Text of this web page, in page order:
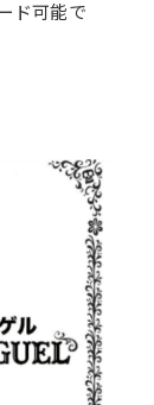
ド可能で